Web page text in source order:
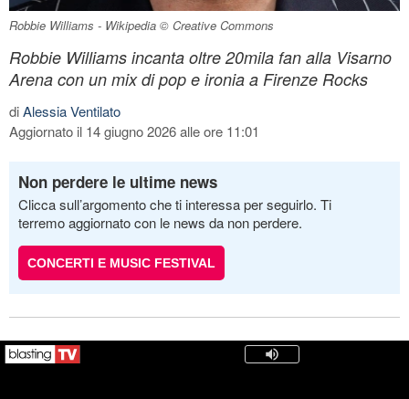
Robbie Williams - Wikipedia © Creative Commons
Robbie Williams incanta oltre 20mila fan alla Visarno
Arena con un mix di pop e ironia a Firenze Rocks
diAlessia Ventilato
Aggiornato il 14 giugno 2026 alle ore 11:01
Non perdere le ultime news
Clicca sull’argomento che ti interessa per seguirlo. Ti
terremo aggiornato con le news da non perdere.
CONCERTI E MUSIC FESTIVAL